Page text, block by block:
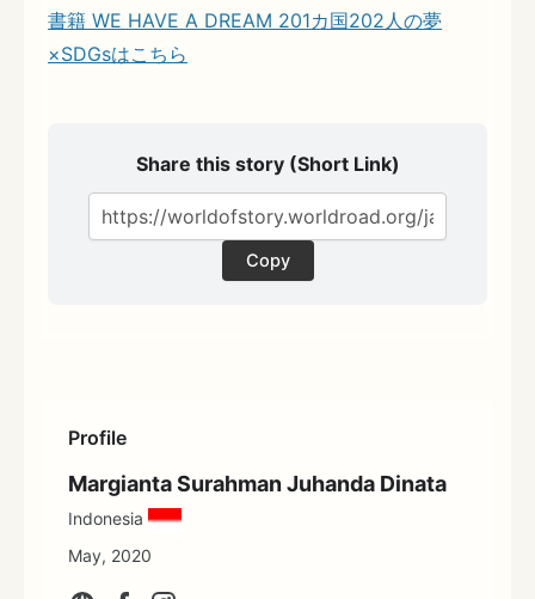
Profile
Margianta Surahman Juhanda Dinata
Indonesia
May, 2020
書籍 WE HAVE A DREAM 201カ国202人の夢
×SDGsはこちら
Share this story (Short Link)
Copy